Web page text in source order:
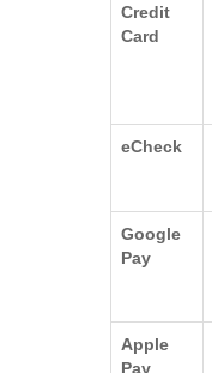
Credit
Card
eCheck
Google
Pay
Apple
Pay